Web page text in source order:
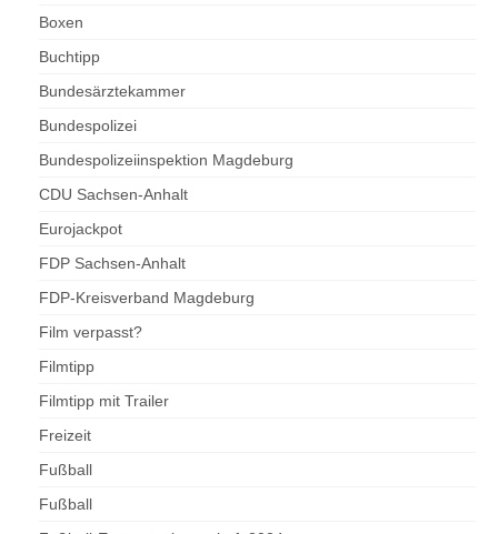
Boxen
Buchtipp
Bundesärztekammer
Bundespolizei
Bundespolizeiinspektion Magdeburg
CDU Sachsen-Anhalt
Eurojackpot
FDP Sachsen-Anhalt
FDP-Kreisverband Magdeburg
Film verpasst?
Filmtipp
Filmtipp mit Trailer
Freizeit
Fußball
Fußball